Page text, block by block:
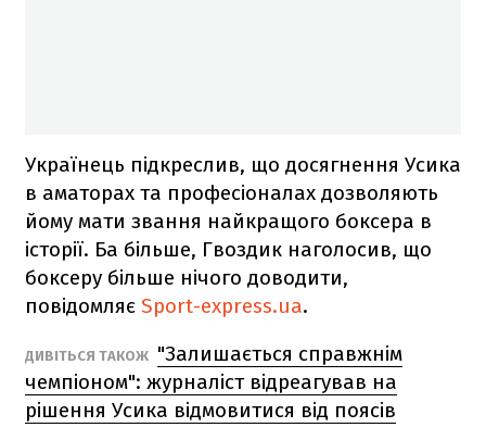
Українець підкреслив, що досягнення Усика
в аматорах та професіоналах дозволяють
йому мати звання найкращого боксера в
історії. Ба більше, Гвоздик наголосив, що
боксеру більше нічого доводити,
повідомляє Sport-express.ua.
ДИВІТЬСЯ ТАКОЖ "Залишається справжнім
чемпіоном": журналіст відреагував на
рішення Усика відмовитися від поясів